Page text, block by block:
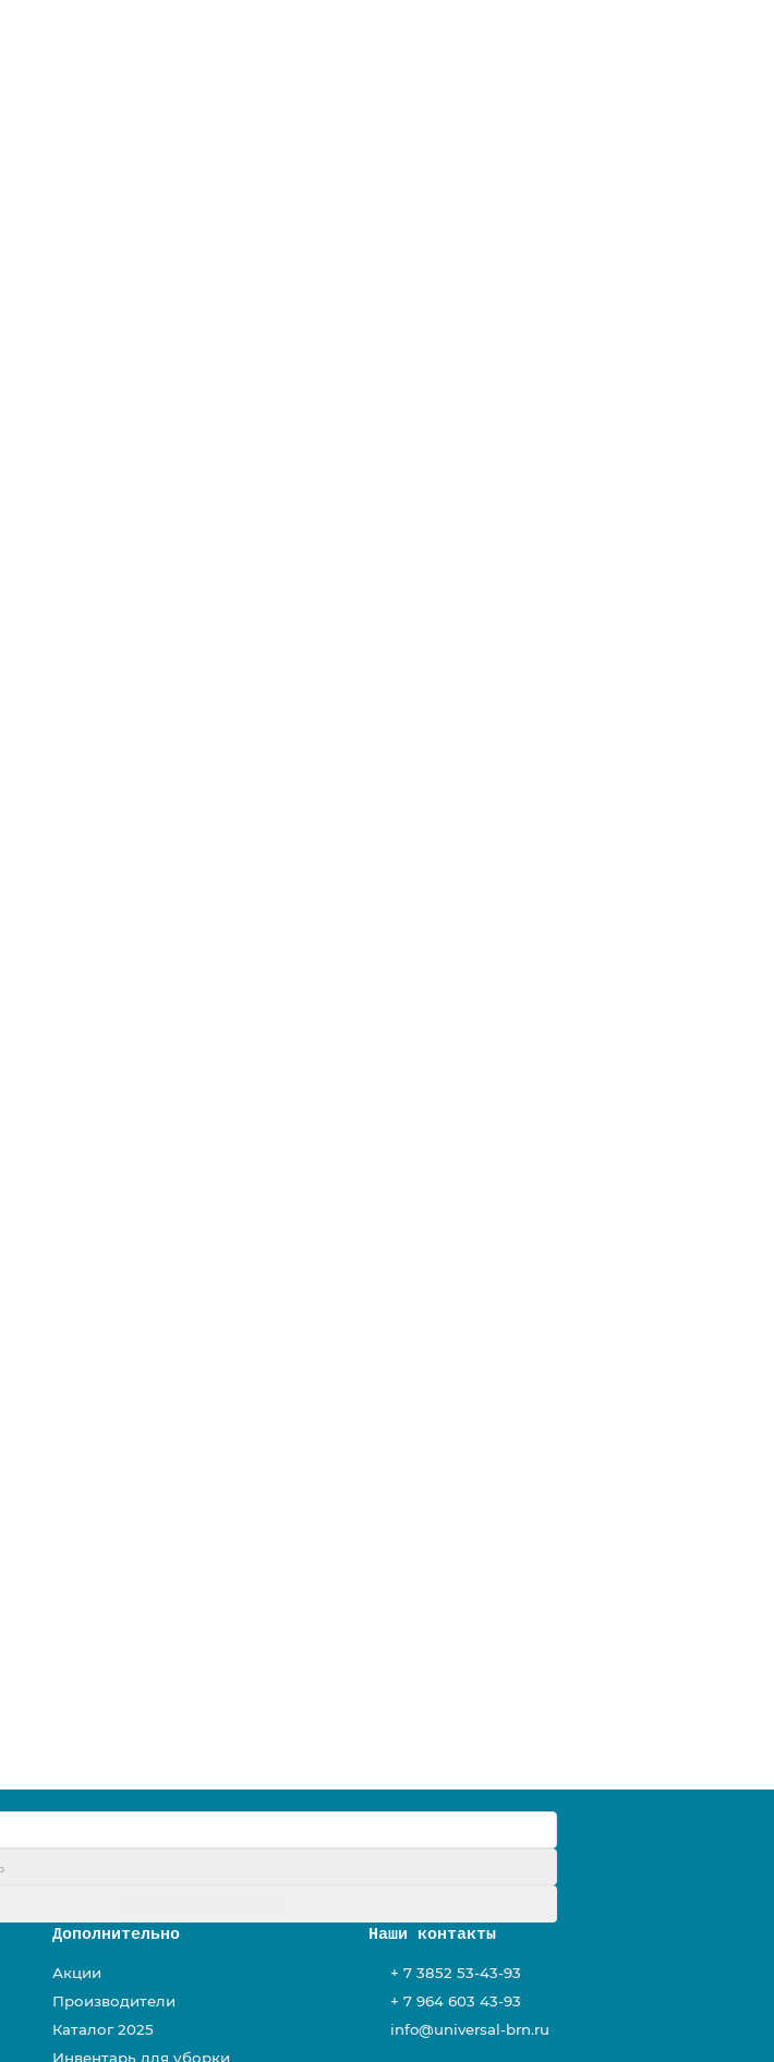
Дополнительно
Акции
Производители
Каталог 2025
Инвентарь для уборки
Наши контакты
+ 7 3852 53-43-93
+ 7 964 603 43-93
info@universal-brn.ru